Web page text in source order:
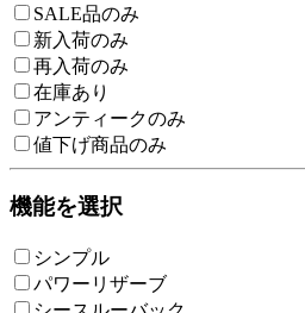
SALE品のみ
新入荷のみ
再入荷のみ
在庫あり
アンティークのみ
値下げ商品のみ
機能を選択
シンプル
パワーリザーブ